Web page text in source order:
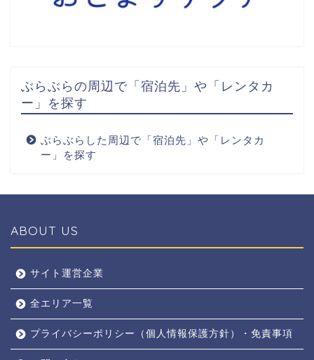
ぶらぶらの周辺で「宿泊先」や「レンタカ
ー」を探す
ぶらぶらした周辺で「宿泊先」や「レンタカ
ー」を探す
ABOUT US
サイト運営企業
全エリア一覧
プライバシーポリシー（個人情報保護方針）・免責事項
奈良